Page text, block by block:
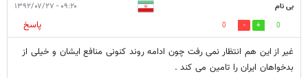
بی نام ۰۹:۲۰ - ۱۳۹۲/۰۷/۲۷
0
0
پاسخ
غیر از این هم انتظار نمی رفت چون ادامه روند کنونی منافع ایشان و خیلی از
بدخواهان ایران را تامین می کند .